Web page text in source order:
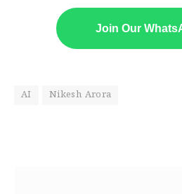
Join Our
AI Nikesh Arora